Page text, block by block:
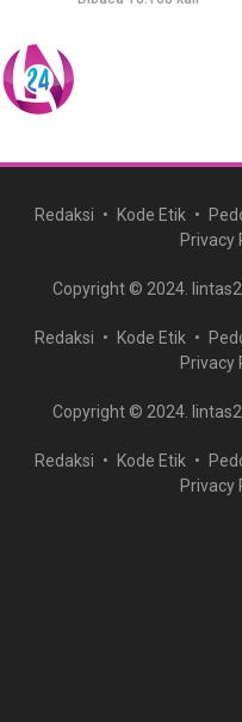
Redaksi Kode Etik
Privacy
Copyright © 2024.
Redaksi Kode Etik
Privacy
Copyright © 2024.
Redaksi Kode Etik
Privacy